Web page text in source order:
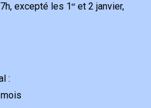
excepté les 1 eret 2 janvier,
: